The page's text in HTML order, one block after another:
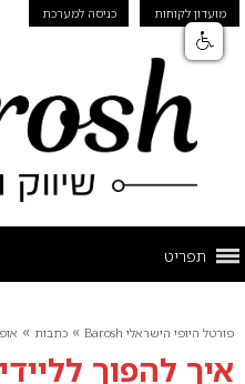
מועדון לקוחות כניסה למערכת
תפריט
פורטל היופי הישראלי Barosh » כתבות »
איך להפוך